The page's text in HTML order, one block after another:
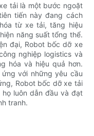
tải là một bước ngoặt
tiến này đang cách
từ xe tải, tăng hiệu
năng suất tổng thể.
đại, Robot bốc dỡ xe
nghiệp logistics và
hóa và hiệu quả hơn.
với những yêu cầu
Robot bốc dỡ xe tải
luôn dẫn đầu và đạt
tranh.